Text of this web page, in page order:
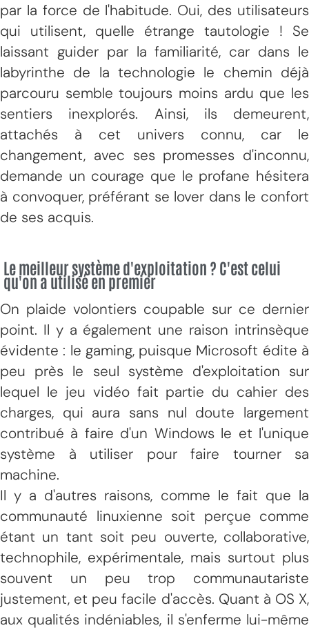
par la force de l'habitude. Oui, des utilisateurs
qui utilisent, quelle étrange tautologie ! Se
laissant guider par la familiarité, car dans le
labyrinthe de la technologie le chemin déjà
parcouru semble toujours moins ardu que les
sentiers inexplorés. Ainsi, ils demeurent,
attachés à cet univers connu, car le
changement, avec ses promesses d'inconnu,
demande un courage que le profane hésitera
à convoquer, préférant se lover dans le confort
de ses acquis.
Le meilleur système d'exploitation ? C'est celui
qu'on a utilisé en premier
On plaide volontiers coupable sur ce dernier
point. Il y a également une raison intrinsèque
évidente : le gaming, puisque Microsoft édite à
peu près le seul système d'exploitation sur
lequel le jeu vidéo fait partie du cahier des
charges, qui aura sans nul doute largement
contribué à faire d'un Windows le et l'unique
système à utiliser pour faire tourner sa
machine.
Il y a d'autres raisons, comme le fait que la
communauté linuxienne soit perçue comme
étant un tant soit peu ouverte, collaborative,
technophile, expérimentale, mais surtout plus
souvent un peu trop communautariste
justement, et peu facile d'accès. Quant à OS X,
aux qualités indéniables, il s'enferme lui-même